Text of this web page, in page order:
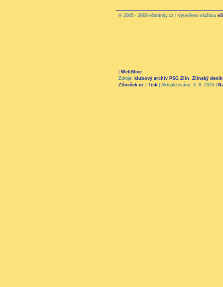
© 2005 - 2008 eStránky.cz | Vytvořeno službou
WebSlice
Zdroje: klubový archiv PSG Zlín, Zlínský deník
Zlíneček.cz
Tisk Aktualizováno: 3. 8. 2026